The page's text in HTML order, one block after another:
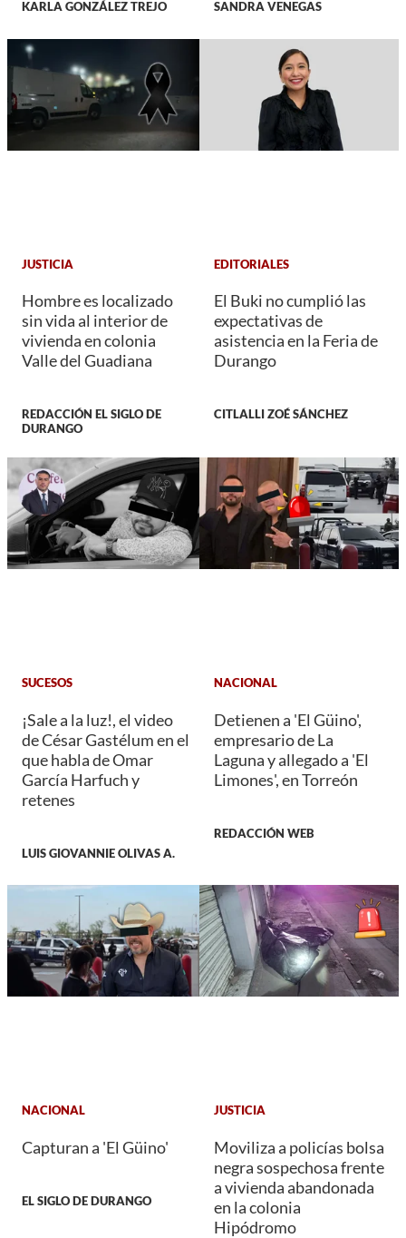
KARLA GONZÁLEZ TREJO SANDRA VENEGAS
JUSTICIA
Hombre es localizado
sin vida al interior de
vivienda en colonia
Valle del Guadiana
REDACCIÓN EL SIGLO DE
DURANGO
EDITORIALES
El Buki no cumplió las
expectativas de
asistencia en la Feria de
Durango
CITLALLI ZOÉ SÁNCHEZ
SUCESOS
¡Sale a la luz!, el video
de César Gastélum en el
que habla de Omar
García Harfuch y
retenes
LUIS GIOVANNIE OLIVAS A.
NACIONAL
Detienen a 'El Güino',
empresario de La
Laguna y allegado a 'El
Limones', en Torreón
REDACCIÓN WEB
NACIONAL
Capturan a 'El Güino'
EL SIGLO DE DURANGO
JUSTICIA
Moviliza a policías bolsa
negra sospechosa frente
a vivienda abandonada
en la colonia
Hipódromo